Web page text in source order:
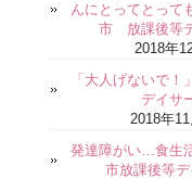
んにとってとって
市 放課後等
2018年
「大人げないで！
デイサ
2018年11
発達障がい…食生
市放課後等デ